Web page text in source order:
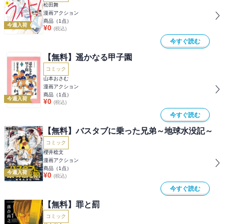
今週入荷
松田舞
漫画アクション
商品（1 点）
¥0 (税込)
今すぐ読む
今週入荷
【無料】遥かなる甲子園
コミック
山本おさむ
漫画アクション
商品（1 点）
¥0 (税込)
今すぐ読む
今週入荷
【無料】バスタブに乗った兄弟～地球水没記～
コミック
櫻井稔文
漫画アクション
商品（1 点）
¥0 (税込)
今すぐ読む
【無料】罪と罰
コミック